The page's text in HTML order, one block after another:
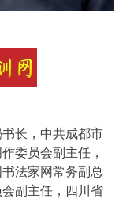
长，中共成都市
委员会副主任，
法家网常务副总
副主任，四川省